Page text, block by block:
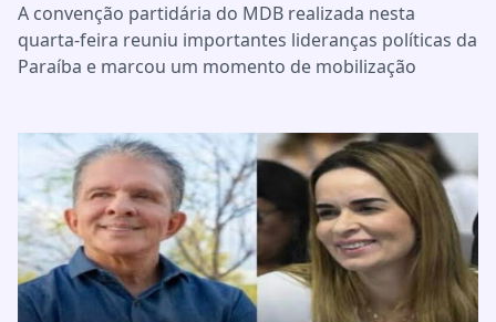
A convenção partidária do MDB realizada nesta
quarta-feira reuniu importantes lideranças políticas da
Paraíba e marcou um momento de mobilização